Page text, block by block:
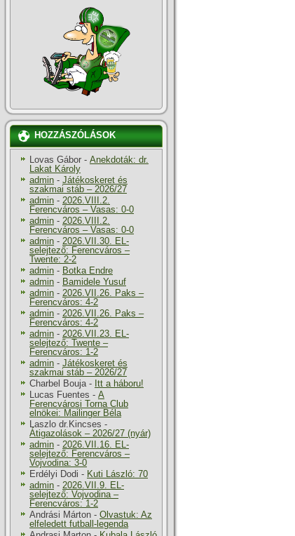
HOZZÁSZÓLÁSOK
Lovas Gábor - Anekdoták: dr.
Lakat Károly
admin - Játékoskeret és
szakmai stáb – 2026/27
admin - 2026.VIII.2.
Ferencváros – Vasas: 0-0
admin - 2026.VIII.2.
Ferencváros – Vasas: 0-0
admin - 2026.VII.30. EL-
selejtező: Ferencváros –
Twente: 2-2
admin - Botka Endre
admin - Bamidele Yusuf
admin - 2026.VII.26. Paks –
Ferencváros: 4-2
admin - 2026.VII.26. Paks –
Ferencváros: 4-2
admin - 2026.VII.23. EL-
selejtező: Twente –
Ferencváros: 1-2
admin - Játékoskeret és
szakmai stáb – 2026/27
Charbel Bouja- Itt a háboru!
Lucas Fuentes - A
Ferencvárosi Torna Club
elnökei: Mailinger Béla
Laszlo dr.Kincses -
Átigazolások – 2026/27 (nyár)
admin - 2026.VII.16. EL-
selejtező: Ferencváros –
Vojvodina: 3-0
Erdélyi Dodi - Kuti László: 70
admin - 2026.VII.9. EL-
selejtező: Vojvodina –
Ferencváros: 1-2
Andrási Márton - Olvastuk: Az
elfeledett futball-legenda